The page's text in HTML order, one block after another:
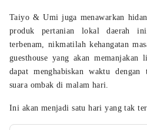
Taiyo & Umi juga menawarkan
produk pertanian lokal daerah
terbenam, nikmatilah kehangatan
guesthouse yang akan memanjakan
dapat menghabiskan waktu dengan
suara ombak di malam hari.
Ini akan menjadi satu hari yang tak